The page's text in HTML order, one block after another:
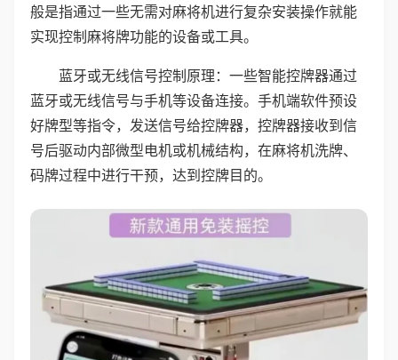
般是指通过一些无需对麻将机进行复杂安装操作就能
实现控制麻将牌功能的设备或工具。
蓝牙或无线信号控制原理：一些智能控牌器通过
蓝牙或无线信号与手机等设备连接。手机端软件预设
好牌型等指令，发送信号给控牌器，控牌器接收到信
号后驱动内部微型电机或机械结构，在麻将机洗牌、
码牌过程中进行干预，达到控牌目的。